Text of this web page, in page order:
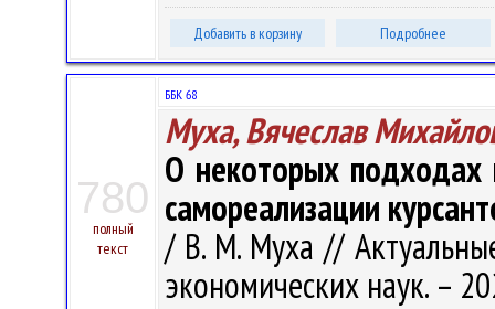
Добавить в корзину Подробнее
780
полный
текст
ББК 68
Муха, Вячеслав
О некоторых подходах
самореализации
/ В. М. Муха //
экономических наук. –